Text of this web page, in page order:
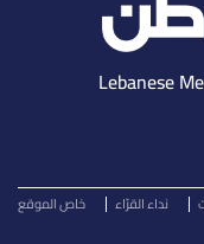
نداء القرّاء خاص الموقع